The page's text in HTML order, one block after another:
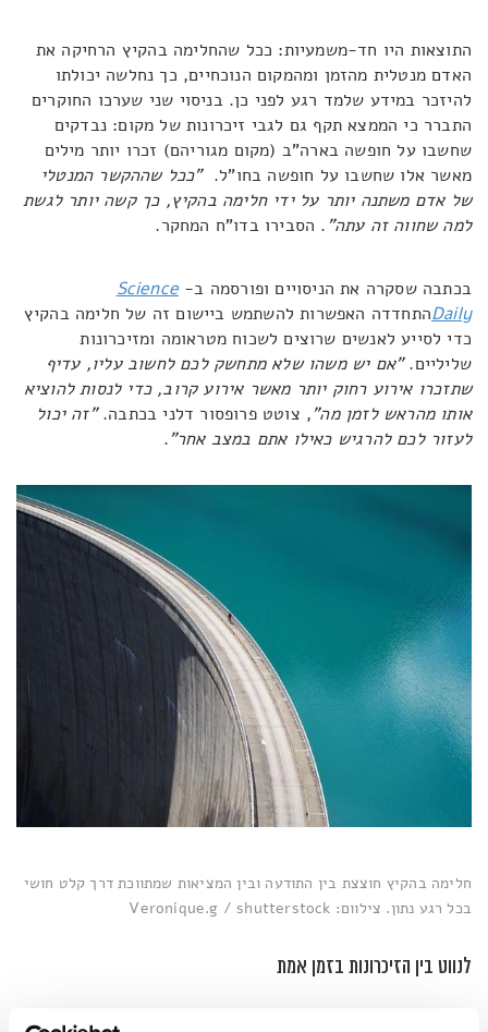
התוצאות היו חד-משמעיות: ככל שהחלימה בהקיץ הרחיקה את
האדם מנטלית מהזמן ומהמקום הנוכחיים, כך נחלשה יכולתו
להיזכר במידע שלמד רגע לפני כן. בניסוי שני שערכו החוקרים
התברר כי הממצא תקף גם לגבי זיכרונות של מקום: נבדקים
שחשבו על חופשה בארה"ב (מקום מגוריהם) זכרו יותר מילים
מאשר אלו שחשבו על חופשה בחו"ל."ככל שההקשר המנטלי
של אדם משתנה יותר על ידי חלימה בהקיץ, כך קשה יותר לגשת
למה שחווה זה עתה". הסבירו בדו"ח המחקר.
בכתבה שסקרה את הניסויים ופורסמה ב- Science
Dailyהתחדדה האפשרות להשתמש ביישום זה של חלימה בהקיץ
כדי לסייע לאנשים שרוצים לשכוח מטראומה ומזיכרונות
שליליים."אם יש משהו שלא מתחשק לכם לחשוב עליו, עדיף
שתזכרו אירוע רחוק יותר מאשר אירוע קרוב, כדי לנסות להוציא
אותו מהראש לזמן מה", צוטט פרופסור דלני בכתבה."זה יכול
לעזור לכם להרגיש כאילו אתם במצב אחר".
חלימה בהקיץ חוצצת בין התודעה ובין המציאות שמתווכת דרך קלט חושי
בכל רגע נתון. צילוום: Veronique.g / shutterstock
לנווט בין הזיכרונות בזמן אמת